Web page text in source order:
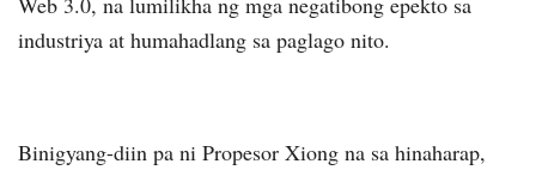
industriya at humahadlang sa paglago nito.
Binigyang-diin pa ni Propesor Xiong na sa hinaharap,